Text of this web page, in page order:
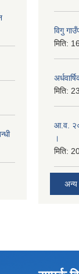
विगु
मिति:
मिति:
आ.व.
।
मिति:
अन्य